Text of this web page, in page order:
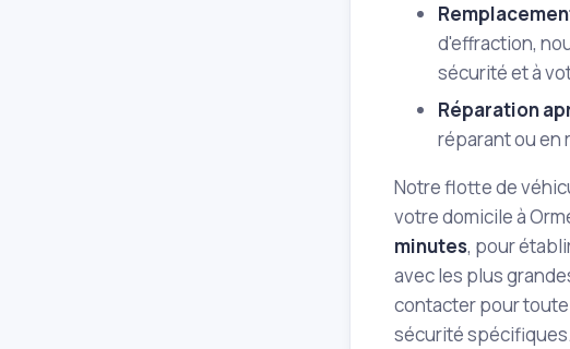
d'effraction,
sécurité et à
Réparation
réparant ou en
Notre flotte de
votre domicile à
minutes, pour
avec les plus
contacter pour
sécurité